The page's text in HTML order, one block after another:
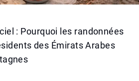
: Pourquoi les randonnées
des Émirats Arabes